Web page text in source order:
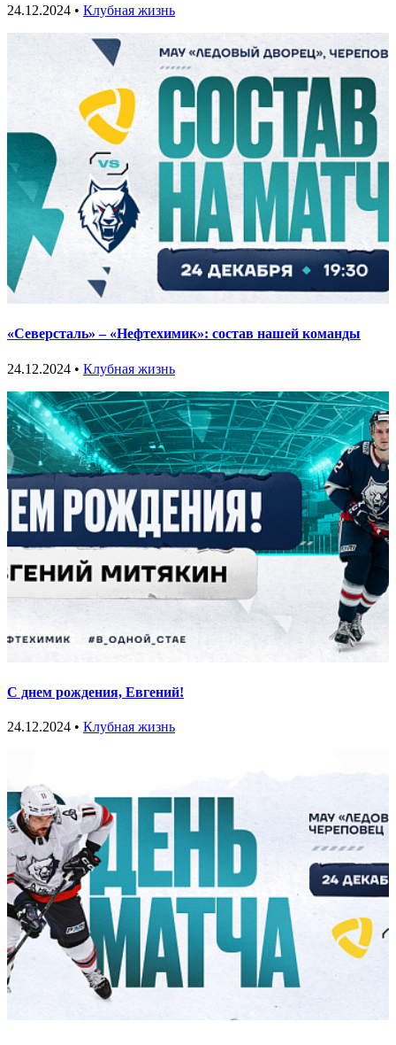
24.12.2024 • Клубная жизнь
«Северсталь» – «Нефтехимик»: состав нашей команды
24.12.2024 • Клубная жизнь
С днем рождения, Евгений!
24.12.2024 • Клубная жизнь